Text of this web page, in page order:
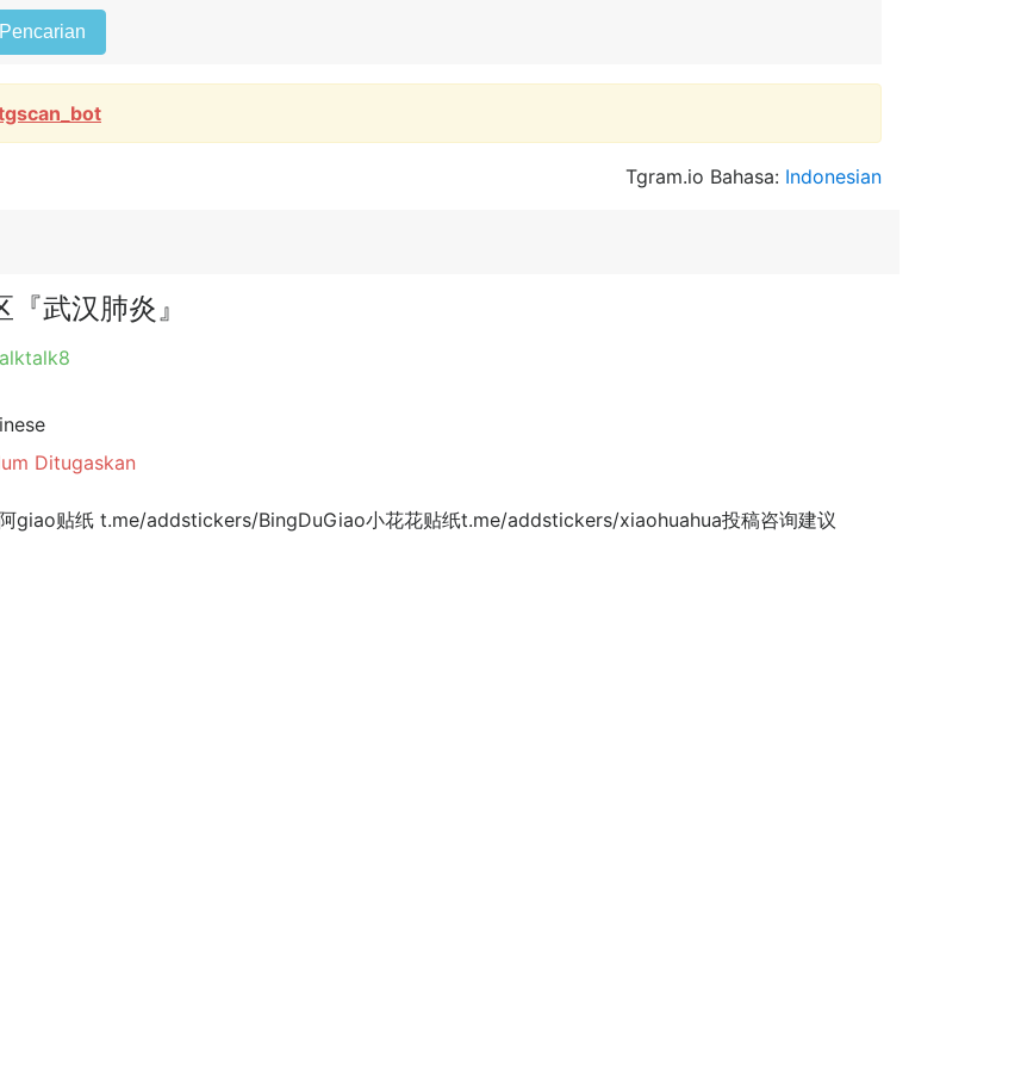
Pencarian
Tgram.io Bahasa: Indonesian
武汉肺炎』
Ditugaskan
giao贴纸 t.me/addstickers/BingDuGiao小花花贴纸t.me/addstickers/xiaohuahua投稿咨询建议